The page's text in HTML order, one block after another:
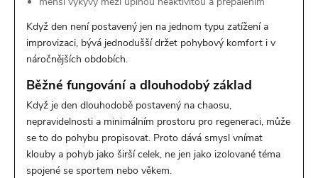
Když den není postavený jen na jednom typu zatížení a
improvizaci, bývá jednodušší držet pohybový komfort i v
náročnějších obdobích.
Běžné fungování a dlouhodobý základ
Když je den dlouhodobě postavený na chaosu,
nepravidelnosti a minimálním prostoru pro regeneraci, může
se to do pohybu propisovat. Proto dává smysl vnímat
klouby a pohyb jako širší celek, ne jen jako izolované téma
spojené se sportem nebo věkem.